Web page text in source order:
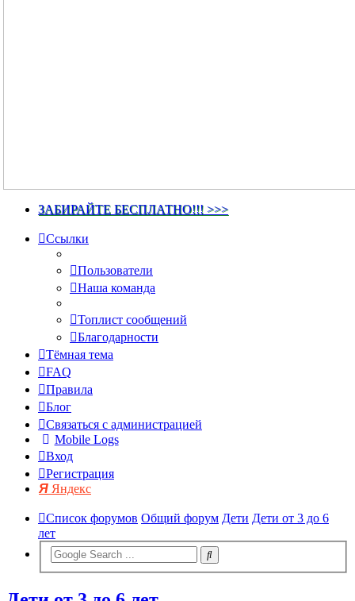
ЗАБИРАЙТЕ БЕСПЛАТНО!!! >>>
Ссылки
Пользователи
Наша команда
Топлист сообщений
Благодарности
Тёмная тема
FAQ
Правила
Блог
Связаться с администрацией
Mobile Logs
Вход
Регистрация
Яндекс
Список форумов Общий форум Дети Дети от 3 до 6
лет